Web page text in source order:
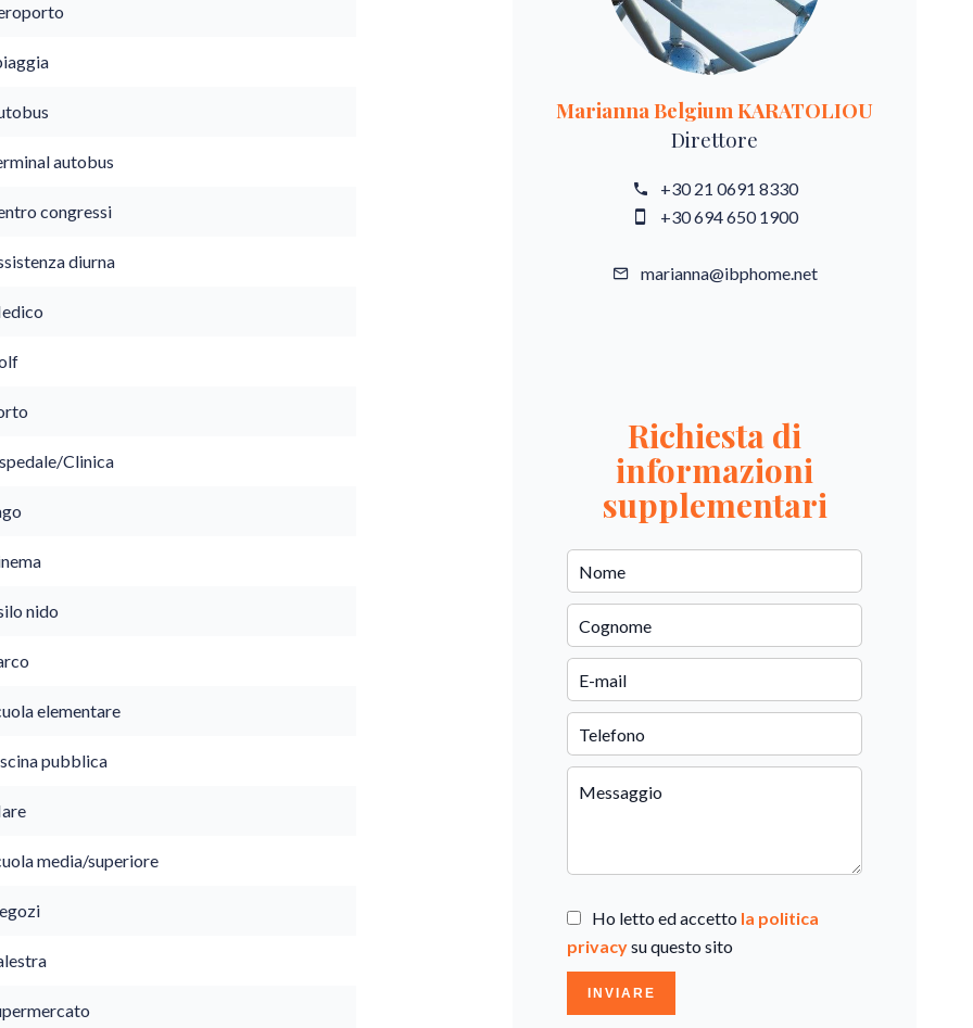
autobus
congressi
diurna
Clinica
nido
elementare
pubblica
media/superiore
Marianna Belgium KARATOLIOU
Direttore
+30 21 0691 8330
+30 694 650 1900
marianna@ibphome.net
Richiesta di
informazioni
supplementari
Ho letto ed accetto la politica
privacysu questo sito
INVIARE